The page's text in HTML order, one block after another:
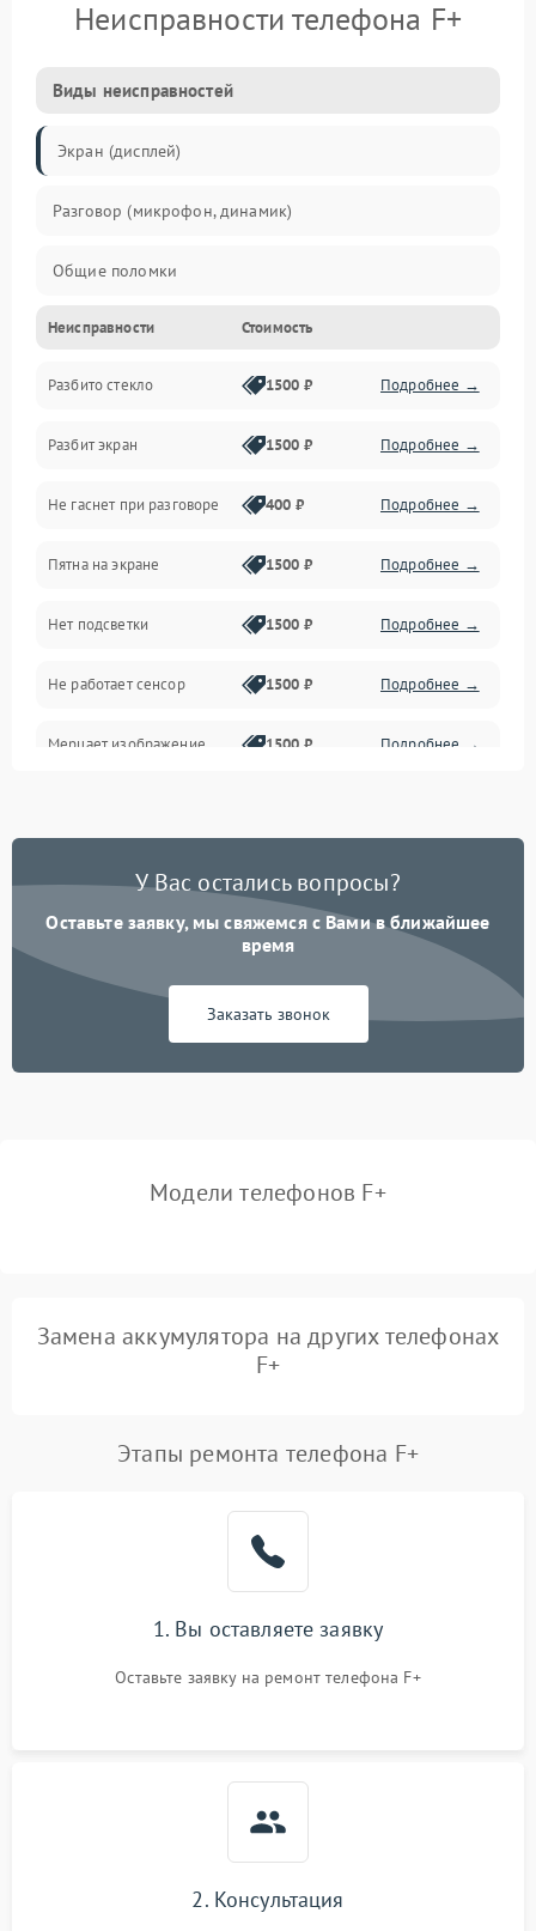
Неисправности телефона F+
Виды неисправностей
Экран (дисплей)
Разговор (микрофон, динамик)
Общие поломки
Проблемы связи
Камеры
Проблемы с дисплеем и сенсором
Зарядка
Проблемы с питанием, зарядкой и аккумулятором
Проблемы с работой системы, корпусом и другие
Неисправности Стоимость
Разбито стекло 1500 ₽ Подробнее →
Разбит экран 1500 ₽ Подробнее →
Не гаснет при разговоре 400 ₽ Подробнее →
Пятна на экране 1500 ₽ Подробнее →
Нет подсветки 1500 ₽ Подробнее →
Не работает сенсор 1500 ₽ Подробнее →
Мерцает изображение 1500 ₽ Подробнее →
У Вас остались вопросы?
Оставьте заявку, мы свяжемся с Вами в ближайшее
время
Заказать звонок
Модели телефонов F+
Замена аккумулятора на других телефонах
F+
Этапы ремонта телефона F+
1. Вы оставляете заявку
Оставьте заявку на ремонт телефона F+
2. Консультация